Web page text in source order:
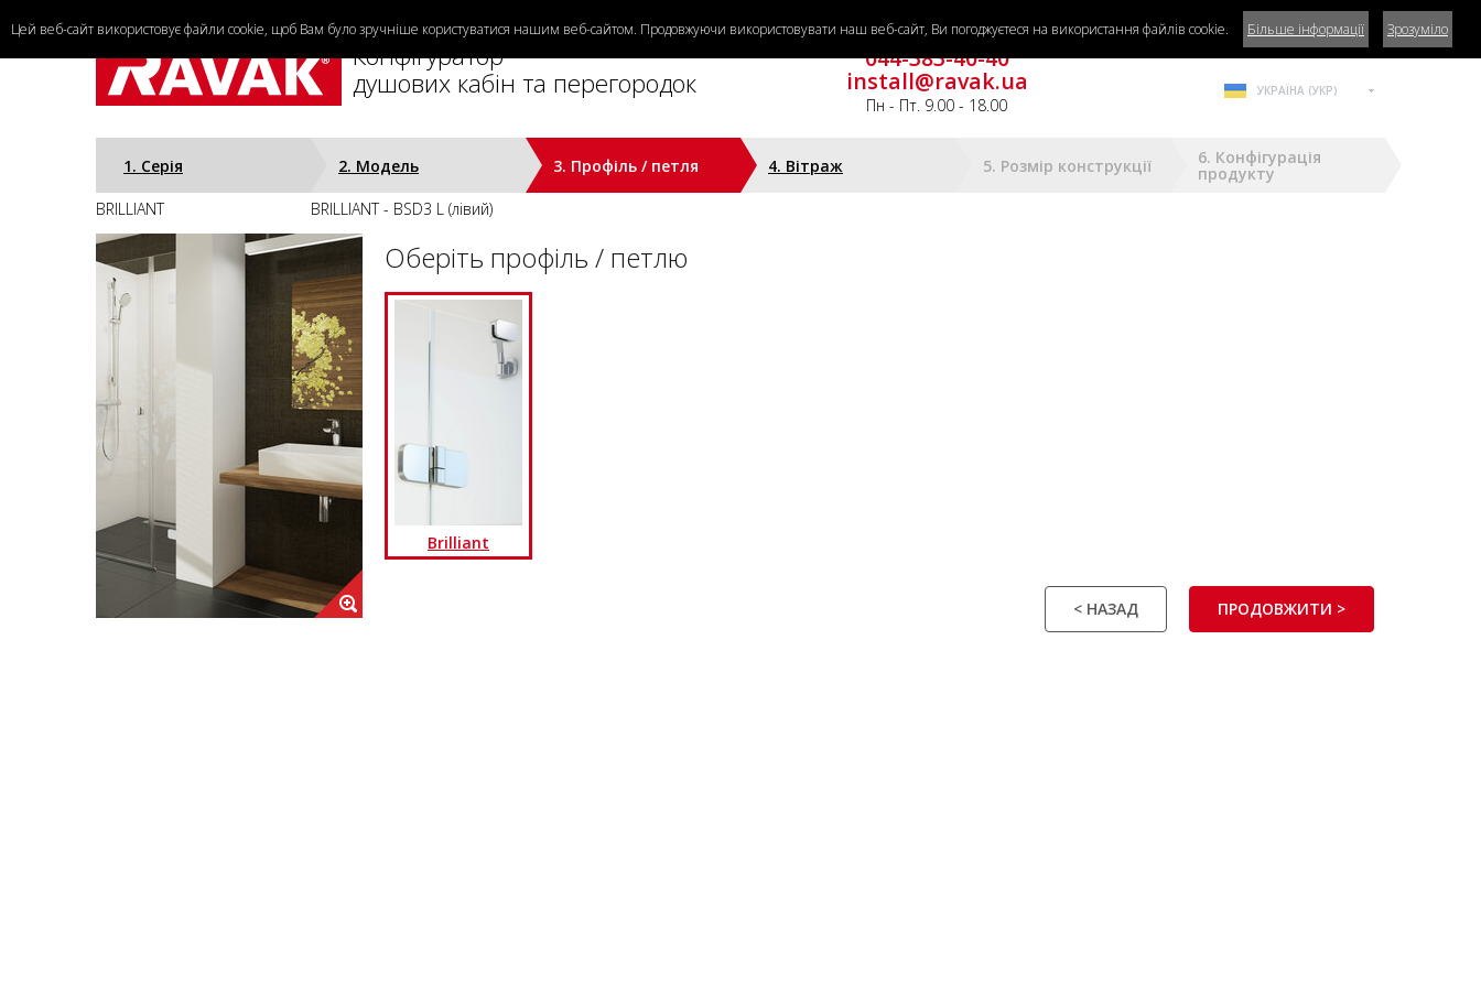
Конфігуратор
душових кабін та перегородок
Потрібна допомога?
044-383-40-40
install@ravak.ua
Пн - Пт. 9.00 - 18.00
УКРАЇНА (УКР)
1. Cерія
BRILLIANT
2. Модель
BRILLIANT - BSD3 L (лівий)
3. Профіль / петля 4. Вітраж 5. Розмір конструкції 6. Конфігурація
продукту
Оберіть профіль / петлю
Brilliant
< НАЗАД ПРОДОВЖИТИ >
Цей веб-сайт використовує файли cookie, щоб Вам було зручніше користуватися нашим веб-сайтом. Продовжуючи використовувати наш веб-сайт, Ви погоджуєтеся на використання файлів cookie. Більше інформації Зрозуміло